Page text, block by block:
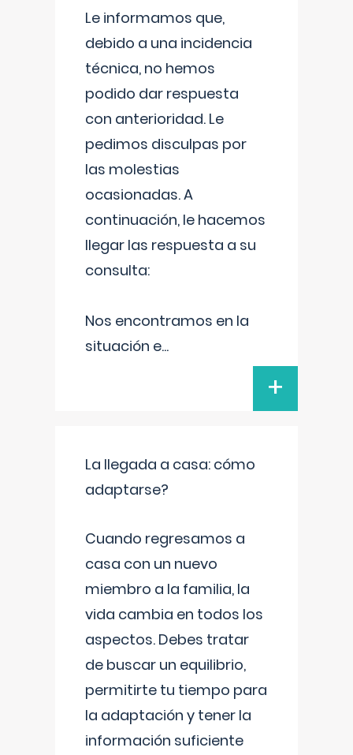
Le informamos que,
debido a una incidencia
técnica, no hemos
podido dar respuesta
con anterioridad. Le
pedimos disculpas por
las molestias
ocasionadas. A
continuación, le hacemos
llegar las respuesta a su
consulta:
Nos encontramos en la
situación e...
+
La llegada a casa: cómo
adaptarse?
Cuando regresamos a
casa con un nuevo
miembro a la familia, la
vida cambia en todos los
aspectos. Debes tratar
de buscar un equilibrio,
permitirte tu tiempo para
la adaptación y tener la
información suficiente